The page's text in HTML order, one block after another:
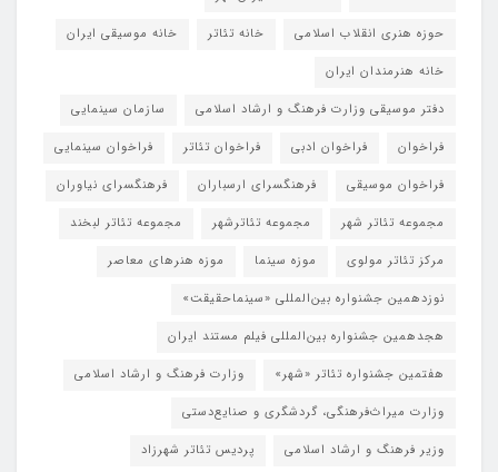
حوزه هنری انقلاب اسلامی
خانه تئاتر
خانه موسیقی ایران
خانه هنرمندان ایران
دفتر موسیقی وزارت فرهنگ و ارشاد اسلامی
سازمان سینمایی
فراخوان
فراخوان ادبی فراخوان تئاتر
فراخوان سینمایی
فراخوان موسیقی
فرهنگسرای ارسباران
فرهنگسرای نیاوران
مجموعه تئاتر شهر
مجموعه تئاترشهر
مجموعه تئاتر لبخند
مرکز تئاتر مولوی
موزه سینما
موزه هنرهای معاصر
نوزدهمین جشنواره بین‌المللی «سینماحقیقت»
هجدهمین جشنواره بین‌المللی فیلم مستند ایران
هفتمین جشنواره تئاتر «شهر»
وزارت فرهنگ و ارشاد اسلامی
وزارت میراث‌فرهنگی، گردشگری و صنایع‌دستی
وزیر فرهنگ و ارشاد اسلامی
پردیس تئاتر شهرزاد